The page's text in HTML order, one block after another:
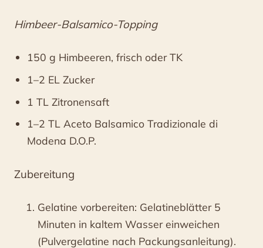
Himbeer-Balsamico-Topping
150 g Himbeeren, frisch oder TK
1–2 EL Zucker
1 TL Zitronensaft
1–2 TL Aceto Balsamico Tradizionale di
Modena D.O.P.
Zubereitung
Gelatine vorbereiten: Gelatineblätter 5
Minuten in kaltem Wasser einweichen
(Pulvergelatine nach Packungsanleitung).